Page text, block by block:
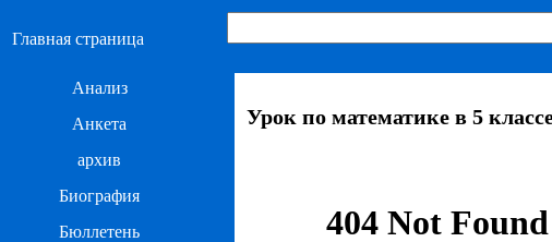
Главная страница
Анализ
Анкета
архив
Биография
Бюллетень
Урок по математике в 5